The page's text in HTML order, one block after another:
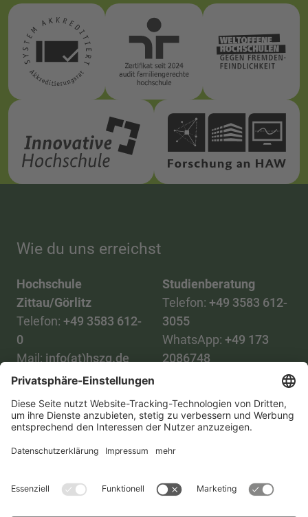
Wie du uns erreichst
Hochschule
Zittau/Görlitz
Telefon: +49 3583 612-
0
Mail:info(at)hszg.de
Studienberatung
Telefon: +49 3583 612-
3055
WhatsApp: +49 173
2086748
Alle StudiengängeDatenschutz
ImpressumBarrierefreiheitPresse